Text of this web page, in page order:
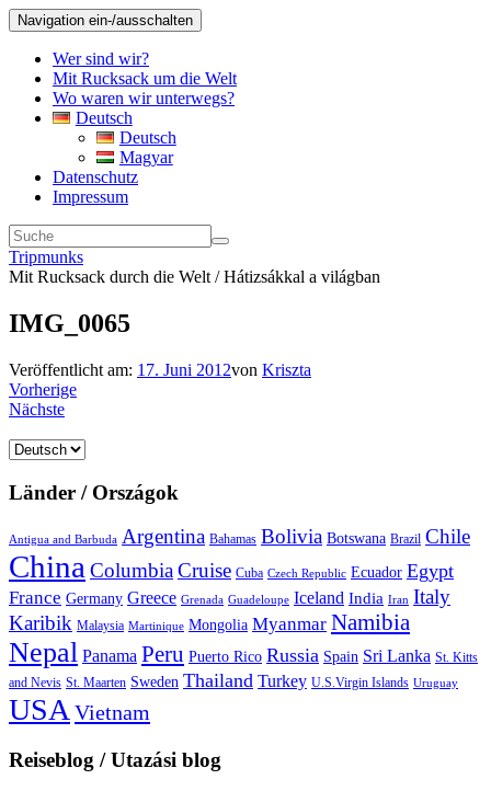
Navigation ein-/ausschalten
Wer sind wir?
Mit Rucksack um die Welt
Wo waren wir unterwegs?
Deutsch
Deutsch
Magyar
Datenschutz
Impressum
Tripmunks
Mit Rucksack durch die Welt / Hátizsákkal a világban
IMG_0065
Veröffentlicht am: 17. Juni 2012von Kriszta
Vorherige
Nächste
Sprache
Länder / Országok
Antigua and Barbuda Argentina Bahamas Bolivia Botswana Brazil Chile
China ColumbiaCruise Cuba Czech Republic Ecuador Egypt
France Germany Greece Grenada Guadeloupe Iceland India Iran Italy
Karibik Malaysia Martinique Mongolia Myanmar Namibia
Nepal Panama Peru Puerto Rico Russia Spain Sri Lanka St. Kitts
and Nevis St. Maarten Sweden Thailand Turkey U.S.Virgin Islands Uruguay
USAVietnam
Reiseblog / Utazási blog